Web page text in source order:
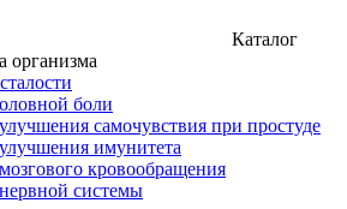
Каталог
организма
боли
самочувствия при простуде
имунитета
кровообращения
системы